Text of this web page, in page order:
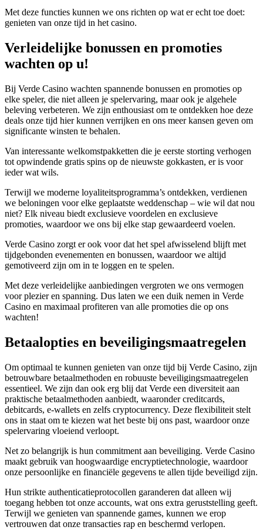
Met deze functies kunnen we ons richten op wat er echt toe doet:
genieten van onze tijd in het casino.
Verleidelijke bonussen en promoties
wachten op u!
Bij Verde Casino wachten spannende bonussen en promoties op
elke speler, die niet alleen je spelervaring, maar ook je algehele
beleving verbeteren. We zijn enthousiast om te ontdekken hoe deze
deals onze tijd hier kunnen verrijken en ons meer kansen geven om
significante winsten te behalen.
Van interessante welkomstpakketten die je eerste storting verhogen
tot opwindende gratis spins op de nieuwste gokkasten, er is voor
ieder wat wils.
Terwijl we moderne loyaliteitsprogramma’s ontdekken, verdienen
we beloningen voor elke geplaatste weddenschap – wie wil dat nou
niet? Elk niveau biedt exclusieve voordelen en exclusieve
promoties, waardoor we ons bij elke stap gewaardeerd voelen.
Verde Casino zorgt er ook voor dat het spel afwisselend blijft met
tijdgebonden evenementen en bonussen, waardoor we altijd
gemotiveerd zijn om in te loggen en te spelen.
Met deze verleidelijke aanbiedingen vergroten we ons vermogen
voor plezier en spanning. Dus laten we een duik nemen in Verde
Casino en maximaal profiteren van alle promoties die op ons
wachten!
Betaalopties en beveiligingsmaatregelen
Om optimaal te kunnen genieten van onze tijd bij Verde Casino, zijn
betrouwbare betaalmethoden en robuuste beveiligingsmaatregelen
essentieel. We zijn dan ook erg blij dat Verde een diversiteit aan
praktische betaalmethoden aanbiedt, waaronder creditcards,
debitcards, e-wallets en zelfs cryptocurrency. Deze flexibiliteit stelt
ons in staat om te kiezen wat het beste bij ons past, waardoor onze
spelervaring vloeiend verloopt.
Net zo belangrijk is hun commitment aan beveiliging. Verde Casino
maakt gebruik van hoogwaardige encryptietechnologie, waardoor
onze persoonlijke en financiële gegevens te allen tijde beveiligd zijn.
Hun strikte authenticatieprotocollen garanderen dat alleen wij
toegang hebben tot onze accounts, wat ons extra geruststelling geeft.
Terwijl we genieten van spannende games, kunnen we erop
vertrouwen dat onze transacties rap en beschermd verlopen.